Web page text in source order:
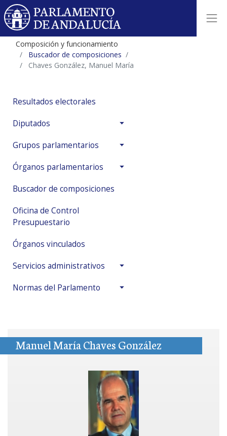
Composición y funcionamiento
Buscador de composiciones
Chaves González, Manuel María
Resultados electorales
Diputados
Grupos parlamentarios
Órganos parlamentarios
Buscador de composiciones
Oficina de Control
Presupuestario
Órganos vinculados
Servicios administrativos
Normas del Parlamento
Manuel María Chaves González